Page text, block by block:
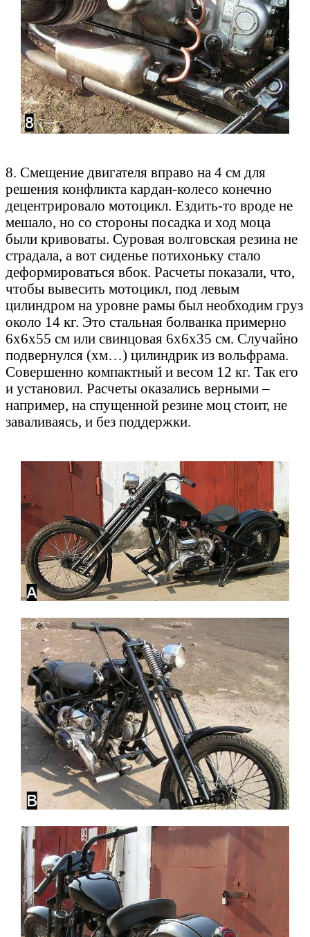
8. Смещение двигателя вправо на 4 см для
решения конфликта кардан-колесо конечно
децентрировало мотоцикл. Ездить-то вроде не
мешало, но со стороны посадка и ход моца
были кривоваты. Суровая волговская резина не
страдала, а вот сиденье потихоньку стало
деформироваться вбок. Расчеты показали, что,
чтобы вывесить мотоцикл, под левым
цилиндром на уровне рамы был необходим груз
около 14 кг. Это стальная болванка примерно
6х6х55 см или свинцовая 6х6х35 см. Случайно
подвернулся (хм…) цилиндрик из вольфрама.
Совершенно компактный и весом 12 кг. Так его
и установил. Расчеты оказались верными –
например, на спущенной резине моц стоит, не
заваливаясь, и без поддержки.